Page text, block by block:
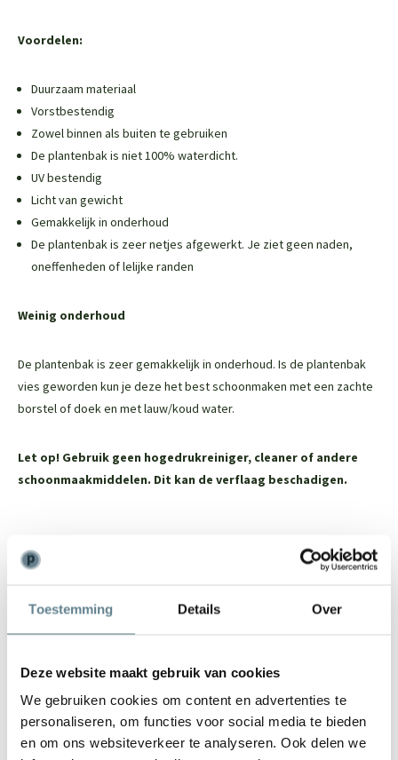
Toestemming Details Over
Deze website maakt gebruik van cookies
We gebruiken cookies om content en advertenties te
personaliseren, om functies voor social media te bieden
en om ons websiteverkeer te analyseren. Ook delen we
Voordelen:
Duurzaam materiaal
Vorstbestendig
Zowel binnen als buiten te gebruiken
De plantenbak is niet 100% waterdicht.
UV bestendig
Licht van gewicht
Gemakkelijk in onderhoud
De plantenbak is zeer netjes afgewerkt. Je ziet geen naden,
oneffenheden of lelijke randen
Weinig onderhoud
De plantenbak is zeer gemakkelijk in onderhoud. Is de plantenbak
vies geworden kun je deze het best schoonmaken met een zachte
borstel of doek en met lauw/koud water.
Let op! Gebruik geen hogedrukreiniger, cleaner of andere
schoonmaakmiddelen. Dit kan de verflaag beschadigen.
Wil je advies of heb je een vraag? Neem contact op met ons
team!
Start chat
Bel0344-228104
Mail info@polyesterplantenbakken.nl